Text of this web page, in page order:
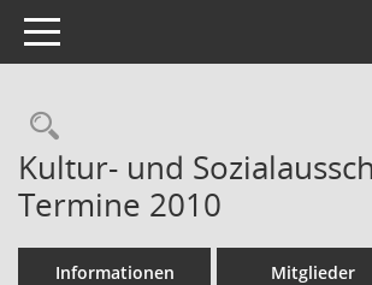
Toggle navigation
Rechercheauswahl
Kultur- und
Termine 2010
Informationen Mitglieder